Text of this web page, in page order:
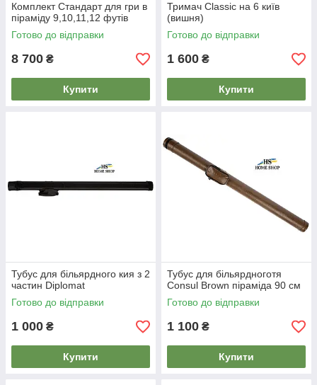
Комплект Стандарт для гри в
піраміду 9,10,11,12 футів
Готово до відправки
8 700 ₴
Купити
Тримач Classic на 6 київ
(вишня)
Готово до відправки
1 600 ₴
Купити
Тубус для більярдного кия з 2
частин Diplomat
Готово до відправки
1 000 ₴
Купити
Тубус для більярдноготя
Consul Brown піраміда 90 см
Готово до відправки
1 100 ₴
Купити